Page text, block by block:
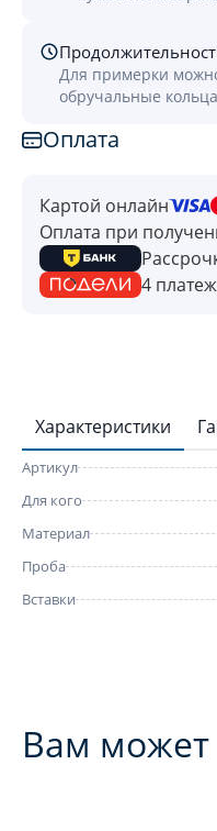
Для примерки
обручальные
Оплата
Картой онлайн
Оплата при
4
Характеристики
Артикул
Для кого
Материал
Проба
Вставки
Вам может